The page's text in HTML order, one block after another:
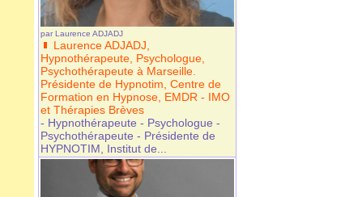
par Laurence ADJADJ
Laurence ADJADJ,
Hypnothérapeute, Psychologue,
Psychothérapeute à Marseille.
Présidente de Hypnotim, Centre de
Formation en Hypnose, EMDR - IMO
et Thérapies Brèves
- Hypnothérapeute - Psychologue -
Psychothérapeute - Présidente de
HYPNOTIM, Institut de...